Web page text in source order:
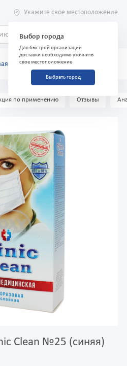
Укажите свое местоположение
Выбор города
Для быстрой организации
доставки необходимо уточнить
свое местоположение
Выбрать город
Clinic Clean №25 (синяя)
по применению Отзывы
Clean №25 (синяя)